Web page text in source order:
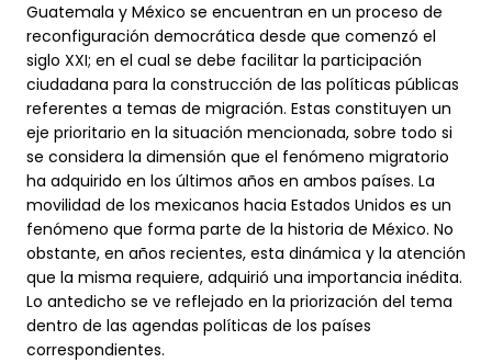
Guatemala y México se encuentran en un proceso de
reconfiguración democrática desde que comenzó el
siglo XXI; en el cual se debe facilitar la participación
ciudadana para la construcción de las políticas públicas
referentes a temas de migración. Estas constituyen un
eje prioritario en la situación mencionada, sobre todo si
se considera la dimensión que el fenómeno migratorio
ha adquirido en los últimos años en ambos países. La
movilidad de los mexicanos hacia Estados Unidos es un
fenómeno que forma parte de la historia de México. No
obstante, en años recientes, esta dinámica y la atención
que la misma requiere, adquirió una importancia inédita.
Lo antedicho se ve reflejado en la priorización del tema
dentro de las agendas políticas de los países
correspondientes.